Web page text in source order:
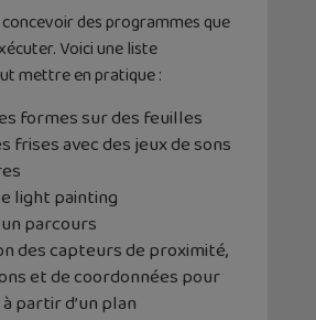
des programmes que
Voici une liste
mettre en pratique :
formes sur des feuilles
frises avec des jeux de sons
light painting
parcours
des capteurs de proximité,
et de coordonnées pour
partir d’un plan